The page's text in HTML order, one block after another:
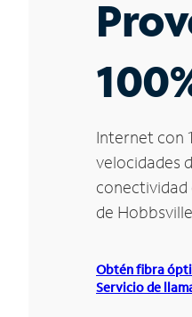
Internet con
velocidades
de
Obtén fibra
Servicio de